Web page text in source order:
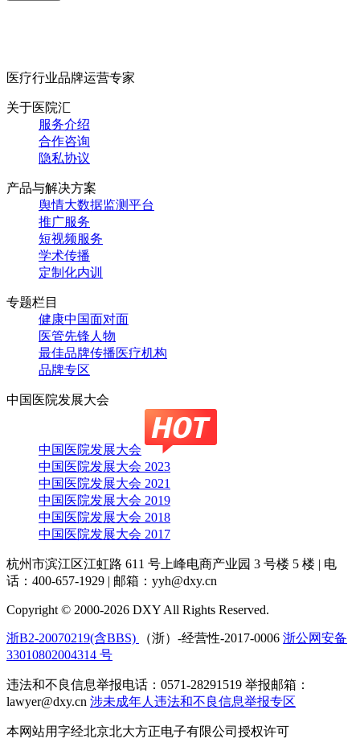
医疗行业品牌运营专家
关于医院汇
服务介绍
合作咨询
隐私协议
产品与解决方案
舆情大数据监测平台
推广服务
短视频服务
学术传播
定制化内训
专题栏目
健康中国面对面
医管先锋人物
最佳品牌传播医疗机构
品牌专区
中国医院发展大会
中国医院发展大会
中国医院发展大会 2023
中国医院发展大会 2021
中国医院发展大会 2019
中国医院发展大会 2018
中国医院发展大会 2017
杭州市滨江区江虹路 611 号上峰电商产业园 3 号楼 5 楼 | 电
话：400-657-1929 | 邮箱：yyh@dxy.cn
Copyright © 2000-2026 DXY All Rights Reserved.
浙B2-20070219(含BBS) （浙）-经营性-2017-0006 浙公网安备
33010802004314 号
违法和不良信息举报电话：0571-28291519 举报邮箱：
lawyer@dxy.cn 涉未成年人违法和不良信息举报专区
本网站用字经北京北大方正电子有限公司授权许可